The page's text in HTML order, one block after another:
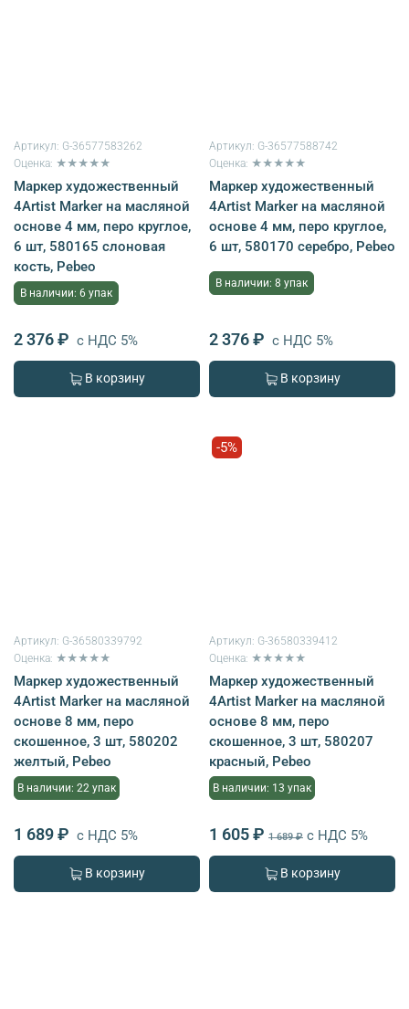
Артикул: G-36577583262
Оценка: ★★★★★
Маркер художественный
4Artist Marker на масляной
основе 4 мм, перо круглое,
6 шт, 580165 слоновая
кость, Pebeo
В наличии: 6 упак
2 376 ₽ с НДС 5%
В корзину
Артикул: G-36577588742
Оценка: ★★★★★
Маркер художественный
4Artist Marker на масляной
основе 4 мм, перо круглое,
6 шт, 580170 серебро, Pebeo
В наличии: 8 упак
2 376 ₽ с НДС 5%
В корзину
Артикул: G-36580339792
Оценка: ★★★★★
Маркер художественный
4Artist Marker на масляной
основе 8 мм, перо
скошенное, 3 шт, 580202
желтый, Pebeo
В наличии: 22 упак
1 689 ₽ с НДС 5%
В корзину
-5%
Артикул: G-36580339412
Оценка: ★★★★★
Маркер художественный
4Artist Marker на масляной
основе 8 мм, перо
скошенное, 3 шт, 580207
красный, Pebeo
В наличии: 13 упак
1 605 ₽ 1 689 ₽ с НДС 5%
В корзину